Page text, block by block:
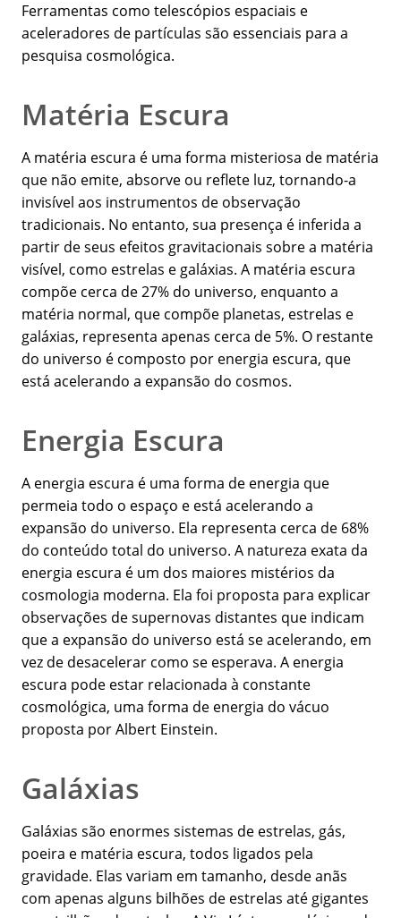
Ferramentas como telescópios espaciais e
aceleradores de partículas são essenciais para a
pesquisa cosmológica.
Matéria Escura
A matéria escura é uma forma misteriosa de matéria
que não emite, absorve ou reflete luz, tornando-a
invisível aos instrumentos de observação
tradicionais. No entanto, sua presença é inferida a
partir de seus efeitos gravitacionais sobre a matéria
visível, como estrelas e galáxias. A matéria escura
compõe cerca de 27% do universo, enquanto a
matéria normal, que compõe planetas, estrelas e
galáxias, representa apenas cerca de 5%. O restante
do universo é composto por energia escura, que
está acelerando a expansão do cosmos.
Energia Escura
A energia escura é uma forma de energia que
permeia todo o espaço e está acelerando a
expansão do universo. Ela representa cerca de 68%
do conteúdo total do universo. A natureza exata da
energia escura é um dos maiores mistérios da
cosmologia moderna. Ela foi proposta para explicar
observações de supernovas distantes que indicam
que a expansão do universo está se acelerando, em
vez de desacelerar como se esperava. A energia
escura pode estar relacionada à constante
cosmológica, uma forma de energia do vácuo
proposta por Albert Einstein.
Galáxias
Galáxias são enormes sistemas de estrelas, gás,
poeira e matéria escura, todos ligados pela
gravidade. Elas variam em tamanho, desde anãs
com apenas alguns bilhões de estrelas até gigantes